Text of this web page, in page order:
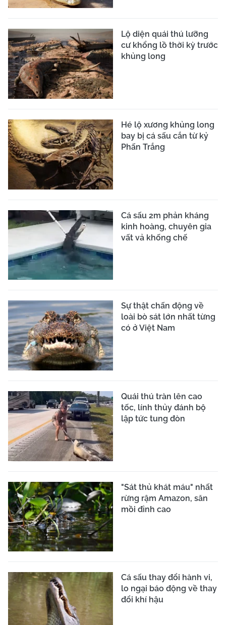
Lộ diện quái thú lưỡng
cư khổng lồ thời kỳ trước
khủng long
Hé lộ xương khủng long
bay bị cá sấu cắn từ kỷ
Phấn Trắng
Cá sấu 2m phản kháng
kinh hoàng, chuyên gia
vất vả khống chế
Sự thật chấn động về
loài bò sát lớn nhất từng
có ở Việt Nam
Quái thú tràn lên cao
tốc, lính thủy đánh bộ
lập tức tung đòn
"Sát thủ khát máu" nhất
rừng rậm Amazon, săn
mồi đỉnh cao
Cá sấu thay đổi hành vi,
lo ngại báo động về thay
đổi khí hậu